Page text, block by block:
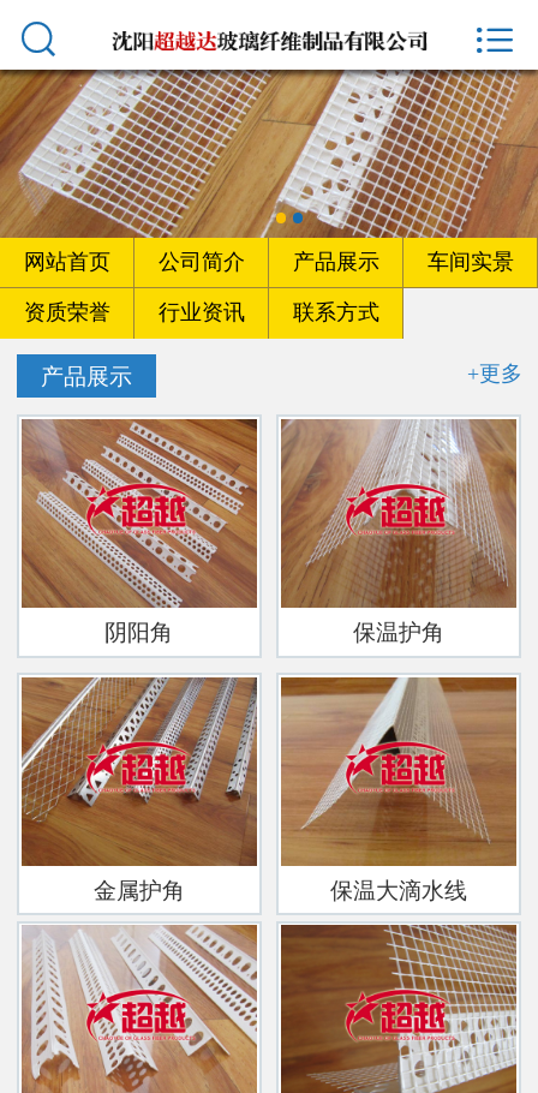
 首页
网站首页
公司简介
产品展示
车间实景
资质荣誉
联系方式
 
网站首页 公司简介 产品展示 车间实景
资质荣誉 行业资讯 联系方式
产品展示 +更多
阴阳角 保温护角
金属护角 保温大滴水线